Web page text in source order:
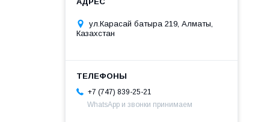
ул.Карасай батыра 219, Алматы,
Казахстан
+7 (747) 839-25-21
WhatsApp и звонки принимаем